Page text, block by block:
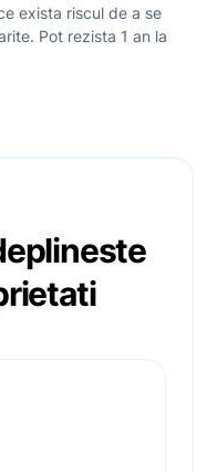
exista riscul de a se
Pot rezista 1 an la